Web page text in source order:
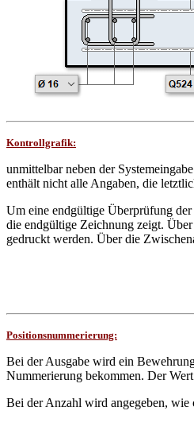
Kontrollgrafik:
unmittelbar neben der
enthält nicht alle Angaben, die
Um eine endgültige Überprüfung
die endgültige Zeichnung zeigt.
gedruckt werden. Über die
Positionsnummerierung:
Bei der Ausgabe wird ein
Nummerierung bekommen. Der
Bei der Anzahl wird angegeben, wie